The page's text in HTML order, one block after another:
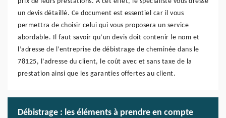
un devis détaillé. Ce document est essentiel car il vous
permettra de choisir celui qui vous proposera un service
abordable. Il faut savoir qu’un devis doit contenir le nom et
l’adresse de l’entreprise de débistrage de cheminée dans le
78125, l’adresse du client, le coût avec et sans taxe de la
prestation ainsi que les garanties offertes au client.
Débistrage : les éléments à prendre en compte